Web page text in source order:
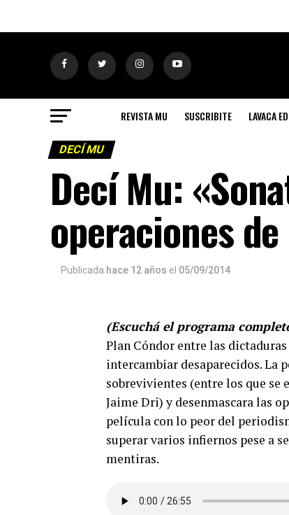
REVISTA MU SUSCRIBITE LAVACA
DECÍ MU
Decí Mu:
operaciones
Publicada hace 12 años el 05/09/2014
(Escuchá el programa
Plan Cóndor entre las
intercambiar desaparecidos. La
sobrevivientes (entre los que
Jaime Dri) y desenmascara las
película con lo peor del
superar varios infiernos pese a
mentiras.